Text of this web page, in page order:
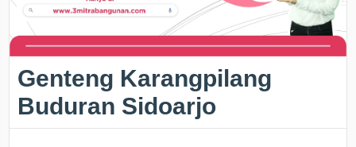
Genteng Karangpilang
Buduran Sidoarjo